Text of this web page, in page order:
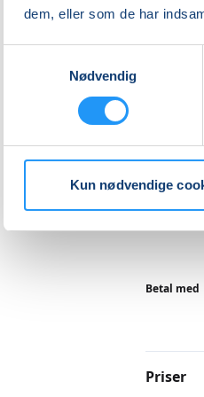
dem, eller som de har
Nødvendig
Kun nødvendige
med at
Læs
Betal med
Priser